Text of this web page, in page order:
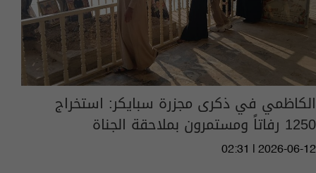
الكاظمي في ذكرى مجزرة سبايكر: استخراج
1250 رفاتاً ومستمرون بملاحقة الجناة
02:31 | 2026-06-12